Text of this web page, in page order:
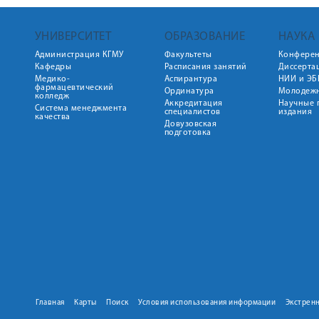
УНИВЕРСИТЕТ
Администрация КГМУ
Кафедры
Медико-
фармацевтический
колледж
Система менеджмента
качества
ОБРАЗОВАНИЕ
Факультеты
Расписания занятий
Аспирантура
Ординатура
Аккредитация
специалистов
Довузовская
подготовка
НАУКА
НИИ и
Научные
издания
Главная Карты Поиск Условия использования информации